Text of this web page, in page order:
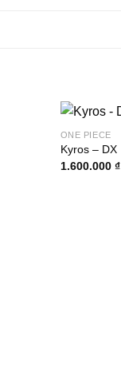
ONE PIECE
Kyros – DX
1.600.000 ₫